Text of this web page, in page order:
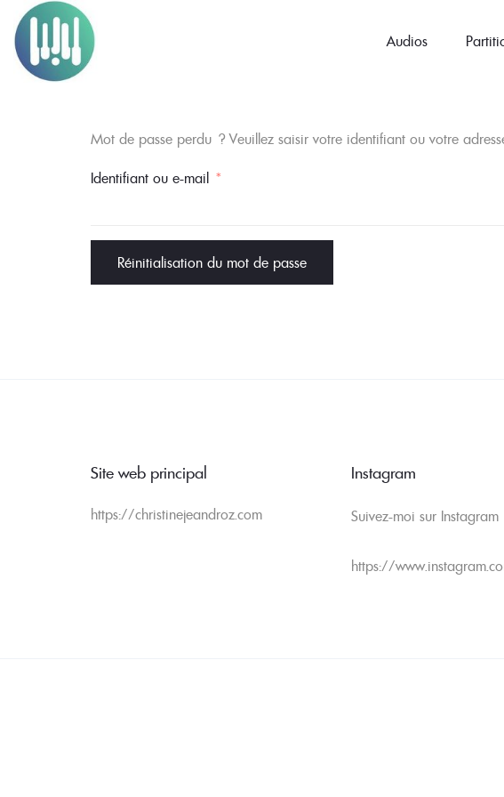
Audios
Skip
content
Mot de passe perdu ? Veuillez saisir votre identifiant ou votre
Identifiant ou e-mail *
Réinitialisation du mot de passe
Site web principal
https://christinejeandroz.com
Instagram
Suivez-moi sur Instagram
https://